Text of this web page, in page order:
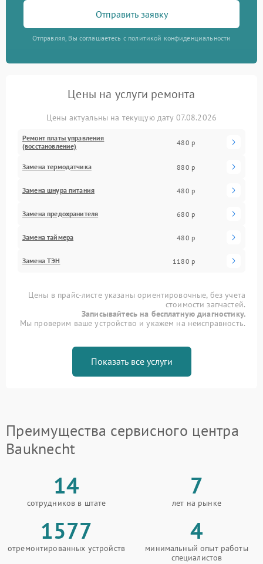
Отправить заявку
Отправляя, Вы соглашаетесь с политикой конфиденциальности
Цены на услуги ремонта
Цены актуальны на текущую дату 07.08.2026
Ремонт платы управления
(восстановление)
480 р
Замена термодатчика 880 р
Замена шнура питания 480 р
Замена предохранителя 680 р
Замена таймера 480 р
Замена ТЭН 1180 р
Цены в прайс-листе указаны ориентировочные, без учета
стоимости запчастей.
Записывайтесь на бесплатную диагностику.
Мы проверим ваше устройство и укажем на неисправность.
Показать все услуги
Преимущества сервисного центра
Bauknecht
14
сотрудников в штате
7
лет на рынке
1577
отремонтированных устройств
4
минимальный опыт работы
специалистов